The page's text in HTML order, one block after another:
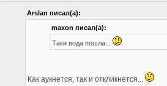
Arslan писал(а):
maxon писал(а):
Таки вода пошла...
Как аукнется, так и откликнется...